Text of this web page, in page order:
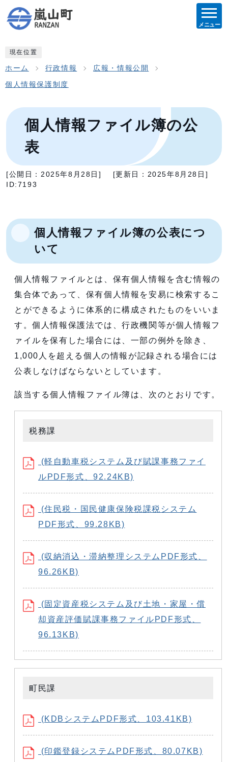
メニュー
現在位置
ホーム 行政情報 広報・情報公開
個人情報保護制度
個人情報ファイル簿の公
表
[公開日： 2025年8月28日 ] [更新日： 2025年8月28日 ]
ID:7193
個人情報ファイル簿の公表につ
いて
個人情報ファイルとは、保有個人情報を含む情報の
集合体であって、保有個人情報を安易に検索するこ
とができるように体系的に構成されたものをいいま
す。個人情報保護法では、行政機関等が個人情報フ
ァイルを保有した場合には、一部の例外を除き、
1,000人を超える個人の情報が記録される場合には
公表しなけばならないとしています。
該当する個人情報ファイル簿は、次のとおりです。
税務課
(軽自動車税システム及び賦課事務ファイ
ルPDF形式、92.24KB)
(住民税・国民健康保険税課税システム
PDF形式、99.28KB)
(収納消込・滞納整理システムPDF形式、
96.26KB)
(固定資産税システム及び土地・家屋・償
却資産評価賦課事務ファイルPDF形式、
96.13KB)
町民課
(KDBシステムPDF形式、103.41KB)
(印鑑登録システムPDF形式、80.07KB)